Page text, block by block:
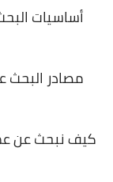
أساسيات
مصادر
كيف نبحث عن